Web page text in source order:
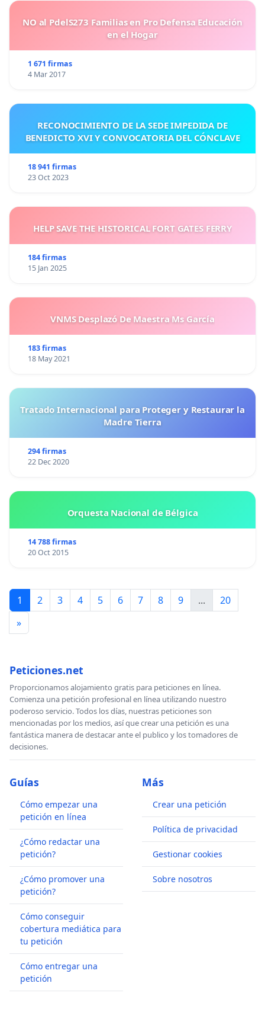
NO al PdelS273 Familias en Pro Defensa Educación
en el Hogar
1 671 firmas
4 Mar 2017
RECONOCIMIENTO DE LA SEDE IMPEDIDA DE
BENEDICTO XVI Y CONVOCATORIA DEL CÓNCLAVE
18 941 firmas
23 Oct 2023
HELP SAVE THE HISTORICAL FORT GATES FERRY
184 firmas
15 Jan 2025
VNMS Desplazó De Maestra Ms García
183 firmas
18 May 2021
Tratado Internacional para Proteger y Restaurar la
Madre Tierra
294 firmas
22 Dec 2020
Orquesta Nacional de Bélgica
14 788 firmas
20 Oct 2015
1 2 3 4 5 6 7 8 9 ...
20
»
Peticiones.net
Proporcionamos alojamiento gratis para peticiones en línea.
Comienza una petición profesional en línea utilizando nuestro
poderoso servicio. Todos los días, nuestras peticiones son
mencionadas por los medios, así que crear una petición es una
fantástica manera de destacar ante el publico y los tomadores de
decisiones.
Guías
Cómo empezar una
petición en línea
¿Cómo redactar una
petición?
¿Cómo promover una
petición?
Cómo conseguir
cobertura mediática para
tu petición
Cómo entregar una
petición
Más
Crear una petición
Política de privacidad
Gestionar cookies
Sobre nosotros